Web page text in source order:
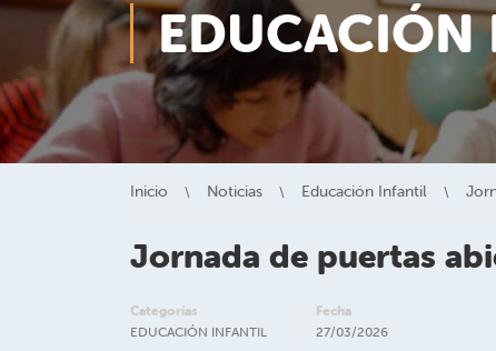
EDUCACIÓN
Inicio Noticias Educación Infantil
Jornada de puertas
Categorías
EDUCACIÓN INFANTIL
Fecha
27/03/2026